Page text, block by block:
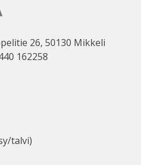
26, 50130 Mikkeli
162258
talvi)